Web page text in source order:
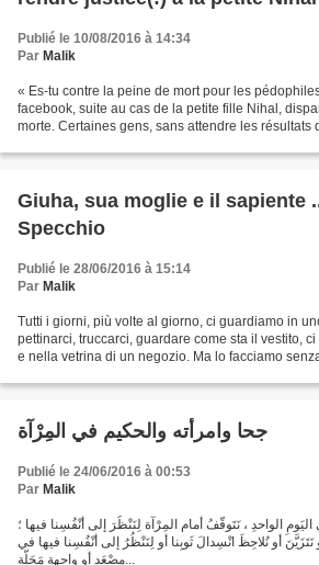
Publié le 10/08/2016 à 14:34
Par Malik
« Es-tu contre la peine de mort pour les
facebook, suite au cas de la petite fille Nihal,
morte. Certaines gens, sans attendre les résultats
Giuha, sua moglie e il sapiente
Specchio
Publié le 28/06/2016 à 15:14
Par Malik
Tutti i giorni, più volte al giorno, ci guardiamo in
pettinarci, truccarci, guardare come sta il vestito,
e nella vetrina di un negozio. Ma lo facciamo
جحا وامرأته والحكيم في المِرْآة
Publié le 24/06/2016 à 00:53
Par Malik
الواحدِ ، نَتَوقّفُ أمام المِرْآة لِنَنْظُرَ إلى أنْفُسِنا فيها ؛
أو نُلاحِظَ انْسِدالَ ثَوبِنا أو لِنَنْظُرُ إلى أنْفُسِنا فيها في